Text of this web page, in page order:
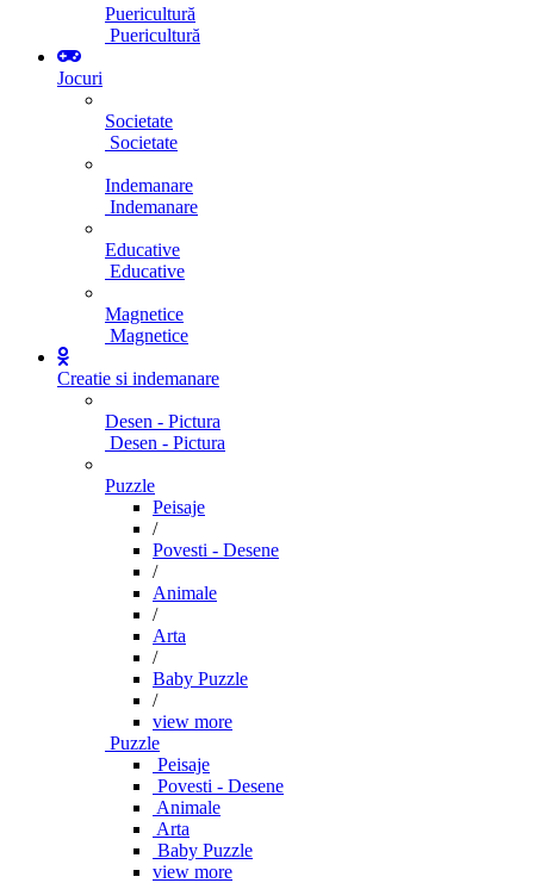
Puericultură
Puericultură
Jocuri
Societate
Societate
Indemanare
Indemanare
Educative
Educative
Magnetice
Magnetice
Creatie si indemanare
Desen - Pictura
Desen - Pictura
Puzzle
Peisaje
/
Povesti - Desene
/
Animale
/
Arta
/
Baby Puzzle
/
view more
Puzzle
Peisaje
Povesti - Desene
Animale
Arta
Baby Puzzle
view more